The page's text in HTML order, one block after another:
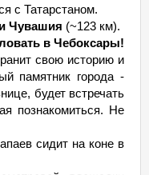
с Татарстаном.
Чувашия (~123 км).
в Чебоксары!
свою историю и
памятник города -
будет встречать
познакомиться. Не
сидит на коне в